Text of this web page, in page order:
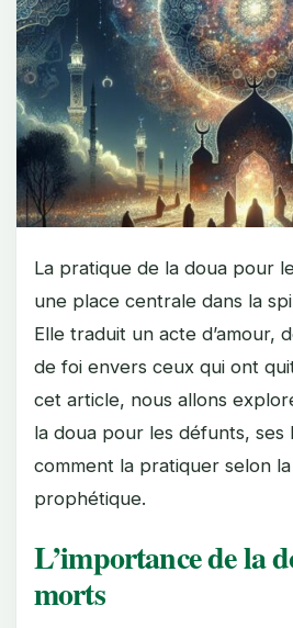
La pratique de la doua pour
une place centrale dans la
Elle traduit un acte d’amour,
de foi envers ceux qui ont
cet article, nous allons
la doua pour les défunts, ses
comment la pratiquer selon
prophétique.
L’importance de la
morts